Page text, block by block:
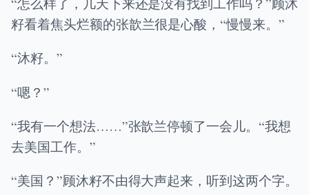
籽看着焦头烂额的张歆兰很是心酸，“慢慢来。”
“沐籽。”
“嗯？”
“我有一个想法……”张歆兰停顿了一会儿。“我想
去美国工作。”
“美国？”顾沐籽不由得大声起来，听到这两个字。